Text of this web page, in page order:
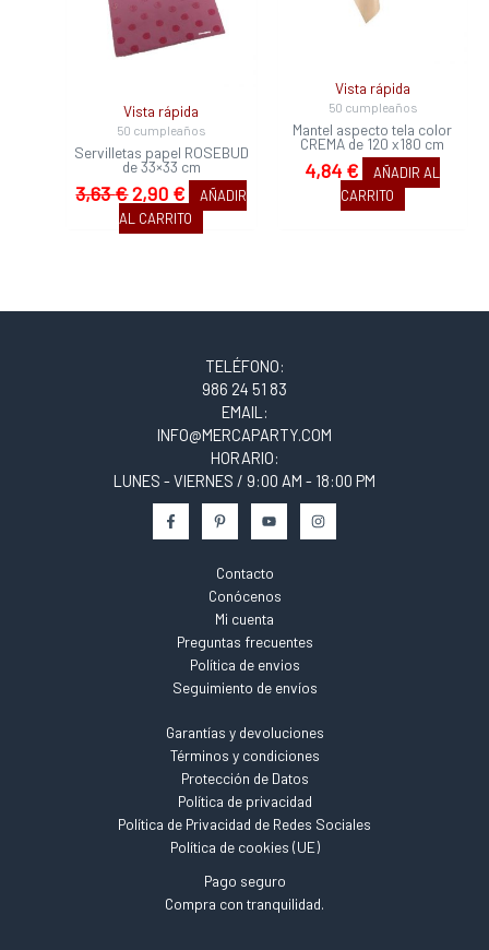
Vista rápida
50 cumpleaños
Servilletas papel ROSEBUD
de 33×33 cm
3,63€2,90 €
AÑADIR
AL CARRITO
Vista rápida
50 cumpleaños
Mantel aspecto tela color
CREMA de 120 x180 cm
4,84 €
AÑADIR AL
CARRITO
TELÉFONO:
986 24 51 83
EMAIL:
INFO@MERCAPARTY.COM
HORARIO:
LUNES - VIERNES / 9:00 AM - 18:00 PM
Contacto
Conócenos
Mi cuenta
Preguntas frecuentes
Política de envios
Seguimiento de envíos
Garantías y devoluciones
Términos y condiciones
Protección de Datos
Política de privacidad
Política de Privacidad de Redes Sociales
Política de cookies (UE)
Pago seguro
Compra con tranquilidad.